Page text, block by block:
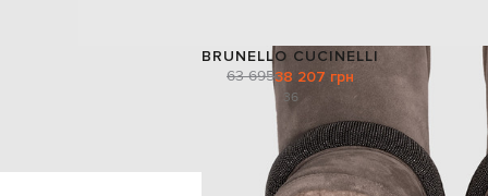
BRUNELLO CUCINELLI
63 69538 207 грн
36